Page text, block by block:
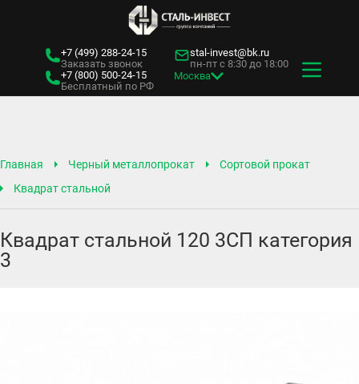
+7 (499) 288-24-15
Заказать звонок
+7 (800) 500-24-15
Бесплатный по РФ
stal-invest@bk.ru
пн-пт с 8:30 до 18:00
Москва
Главная Черный металлопрокат
Сортовой прокат
Квадрат стальной
Квадрат стальной 120 3СП категория
3